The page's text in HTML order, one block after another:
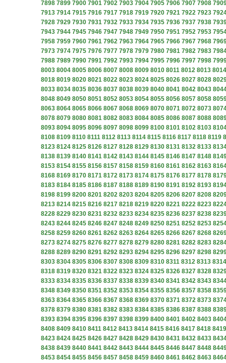
7898 7899 7900 7901 7902 7903 7904 7905 7906 7907 7908
7913 7914 7915 7916 7917 7918 7919 7920 7921 7922 7923
7928 7929 7930 7931 7932 7933 7934 7935 7936 7937 7938
7943 7944 7945 7946 7947 7948 7949 7950 7951 7952 7953
7958 7959 7960 7961 7962 7963 7964 7965 7966 7967 7968
7973 7974 7975 7976 7977 7978 7979 7980 7981 7982 7983
7988 7989 7990 7991 7992 7993 7994 7995 7996 7997 7998
8003 8004 8005 8006 8007 8008 8009 8010 8011 8012 8013 8014
8018 8019 8020 8021 8022 8023 8024 8025 8026 8027 8028
8033 8034 8035 8036 8037 8038 8039 8040 8041 8042 8043
8048 8049 8050 8051 8052 8053 8054 8055 8056 8057 8058
8063 8064 8065 8066 8067 8068 8069 8070 8071 8072 8073
8078 8079 8080 8081 8082 8083 8084 8085 8086 8087 8088
8093 8094 8095 8096 8097 8098 8099 8100 8101 8102 8103
8108 8109 8110 8111 8112 8113 8114 8115 8116 8117 8118 8119
8123 8124 8125 8126 8127 8128 8129 8130 8131 8132 8133
8138 8139 8140 8141 8142 8143 8144 8145 8146 8147 8148
8153 8154 8155 8156 8157 8158 8159 8160 8161 8162 8163
8168 8169 8170 8171 8172 8173 8174 8175 8176 8177 8178
8183 8184 8185 8186 8187 8188 8189 8190 8191 8192 8193
8198 8199 8200 8201 8202 8203 8204 8205 8206 8207 8208
8213 8214 8215 8216 8217 8218 8219 8220 8221 8222 8223
8228 8229 8230 8231 8232 8233 8234 8235 8236 8237 8238
8243 8244 8245 8246 8247 8248 8249 8250 8251 8252 8253
8258 8259 8260 8261 8262 8263 8264 8265 8266 8267 8268
8273 8274 8275 8276 8277 8278 8279 8280 8281 8282 8283
8288 8289 8290 8291 8292 8293 8294 8295 8296 8297 8298
8303 8304 8305 8306 8307 8308 8309 8310 8311 8312 8313 8314
8318 8319 8320 8321 8322 8323 8324 8325 8326 8327 8328
8333 8334 8335 8336 8337 8338 8339 8340 8341 8342 8343
8348 8349 8350 8351 8352 8353 8354 8355 8356 8357 8358
8363 8364 8365 8366 8367 8368 8369 8370 8371 8372 8373
8378 8379 8380 8381 8382 8383 8384 8385 8386 8387 8388
8393 8394 8395 8396 8397 8398 8399 8400 8401 8402 8403
8408 8409 8410 8411 8412 8413 8414 8415 8416 8417 8418 8419
8423 8424 8425 8426 8427 8428 8429 8430 8431 8432 8433
8438 8439 8440 8441 8442 8443 8444 8445 8446 8447 8448
8453 8454 8455 8456 8457 8458 8459 8460 8461 8462 8463